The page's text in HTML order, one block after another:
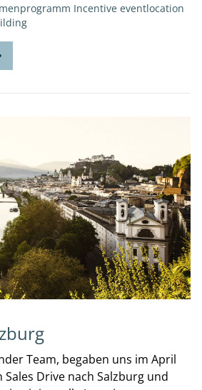
Incentive eventlocation
Team, begaben uns im April
Drive nach Salzburg und